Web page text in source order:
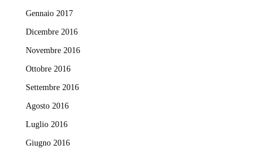
Gennaio 2017
Dicembre 2016
Novembre 2016
Ottobre 2016
Settembre 2016
Agosto 2016
Luglio 2016
Giugno 2016